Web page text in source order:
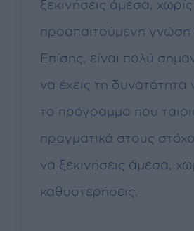
ξεκινήσεις άμεσα, χωρίς
προαπαιτούμενη γνώση
Επίσης, είναι πολύ
να έχεις τη δυνατότητα
το πρόγραμμα που
πραγματικά στους
να ξεκινήσεις άμεσα,
καθυστερήσεις.